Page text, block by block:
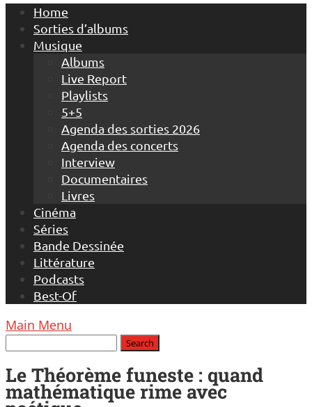
Home
Sorties d’albums
Musique
Albums
Live Report
Playlists
5+5
Agenda des sorties 2026
Agenda des concerts
Interview
Documentaires
Livres
Cinéma
Séries
Bande Dessinée
Littérature
Podcasts
Best-Of
Main Menu
Le Théorème funeste : quand
mathématique rime avec